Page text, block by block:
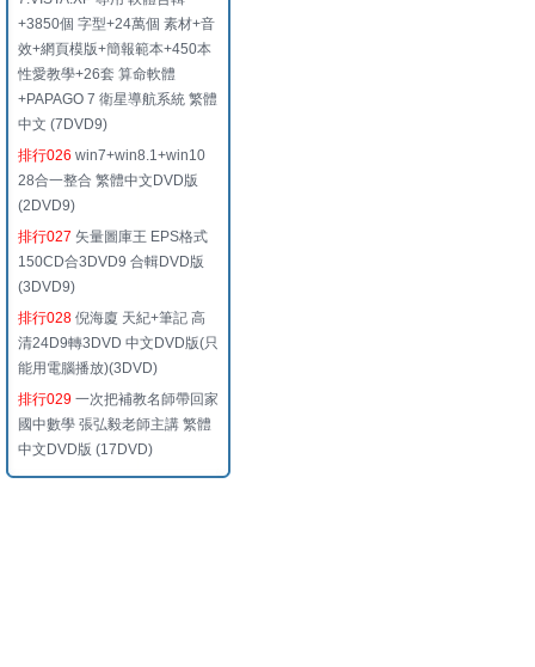
+3850個 字型+24萬個 素材+音
效+網頁模版+簡報範本+450本
性愛教學+26套 算命軟體
+PAPAGO 7 衛星導航系統 繁體
中文 (7DVD9)
排行026 win7+win8.1+win10
28合一整合 繁體中文DVD版
(2DVD9)
排行027 矢量圖庫王 EPS格式
150CD合3DVD9 合輯DVD版
(3DVD9)
排行028 倪海廈 天紀+筆記 高
清24D9轉3DVD 中文DVD版(只
能用電腦播放)(3DVD)
排行029 一次把補教名師帶回家
國中數學 張弘毅老師主講 繁體
中文DVD版 (17DVD)